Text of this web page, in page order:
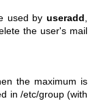
used by useradd,
the user's mail
the maximum is
in /etc/group (with